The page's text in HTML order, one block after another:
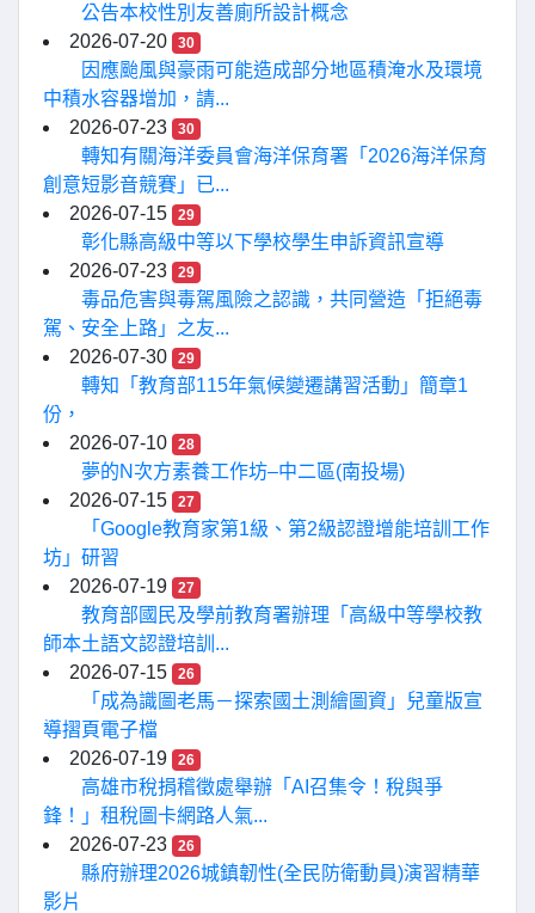
公告本校性別友善廁所設計概念
2026-07-20
30
因應颱風與豪雨可能造成部分地區積淹水及環境
中積水容器增加，請...
2026-07-23
30
轉知有關海洋委員會海洋保育署「2026海洋保育
創意短影音競賽」已...
2026-07-15
29
彰化縣高級中等以下學校學生申訴資訊宣導
2026-07-23
29
毒品危害與毒駕風險之認識，共同營造「拒絕毒
駕、安全上路」之友...
2026-07-30
29
轉知「教育部115年氣候變遷講習活動」簡章1
份，
2026-07-10
28
夢的N次方素養工作坊–中二區(南投場)
2026-07-15
27
「Google教育家第1級、第2級認證增能培訓工作
坊」研習
2026-07-19
27
教育部國民及學前教育署辦理「高級中等學校教
師本土語文認證培訓...
2026-07-15
26
「成為識圖老馬－探索國土測繪圖資」兒童版宣
導摺頁電子檔
2026-07-19
26
高雄市稅捐稽徵處舉辦「AI召集令！稅與爭
鋒！」租稅圖卡網路人氣...
2026-07-23
26
縣府辦理2026城鎮韌性(全民防衛動員)演習精華
影片